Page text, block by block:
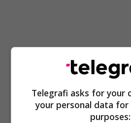
Telegrafi asks for your
your personal data
purposes: